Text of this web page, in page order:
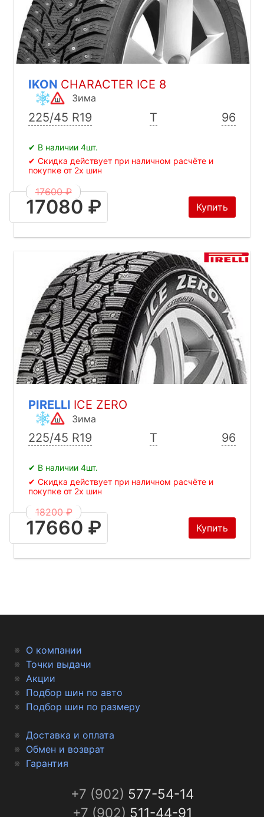
IKON CHARACTER ICE 8
Зима
225/45 R19 T 96
✔ В наличии 4шт.
✔ Скидка действует при наличном расчёте и
покупке от 2х шин
17600 ₽
17080 ₽ Купить
PIRELLI ICE ZERO
Зима
225/45 R19 T 96
✔ В наличии 4шт.
✔ Скидка действует при наличном расчёте и
покупке от 2х шин
18200 ₽
17660 ₽ Купить
О компании
Точки выдачи
Акции
Подбор шин по авто
Подбор шин по размеру
Доставка и оплата
Обмен и возврат
Гарантия
+7 (902) 577-54-14
+7 (902) 511-44-91